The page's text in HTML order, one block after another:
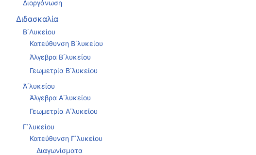
Διοργάνωση
Διδασκαλία
Β΄Λυκείου
Κατεύθυνση Β΄λυκείου
Άλγεβρα Β΄λυκείου
Γεωμετρία Β΄λυκείου
Ά΄λυκείου
Άλγεβρα Α΄λυκείου
Γεωμετρία Α΄λυκείου
Γ΄λυκείου
Κατεύθυνση Γ΄λυκείου
Διαγωνίσματα